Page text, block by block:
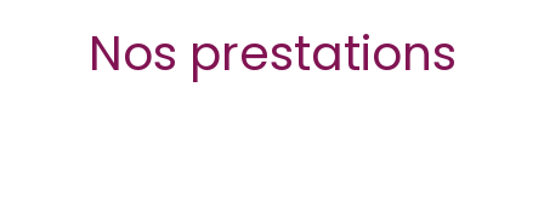
Nos prestations